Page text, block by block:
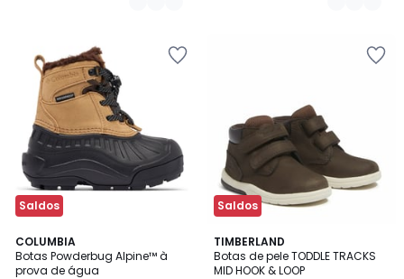
Saldos
COLUMBIA
Botas Powderbug Alpine™ à
prova de água
Saldos
TIMBERLAND
Botas de pele TODDLE TRACKS
MID HOOK & LOOP
4,7
/ 5